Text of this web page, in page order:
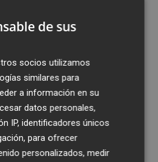
al turismo y a la
por la Moncloa.
sí", ha incidido García
y no solo cuando nos
de sus
socios utilizamos
similares para
a información en su
datos personales,
IP, identificadores únicos
para ofrecer
personalizados, medir